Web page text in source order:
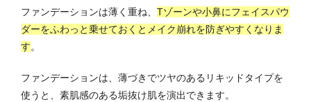
ファンデーションは薄く重ね、 Tゾーンや小鼻にフェイスパウ
ダーをふわっと乗せておくとメイク崩れを防ぎやすくなりま
す。
ファンデーションは、薄づきでツヤのあるリキッドタイプを
使うと、素肌感のある垢抜け肌を演出できます。